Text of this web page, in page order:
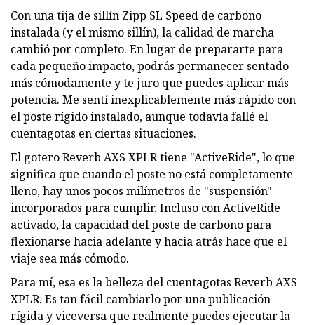
Con una tija de sillín Zipp SL Speed ​​de carbono
instalada (y el mismo sillín), la calidad de marcha
cambió por completo. En lugar de prepararte para
cada pequeño impacto, podrás permanecer sentado
más cómodamente y te juro que puedes aplicar más
potencia. Me sentí inexplicablemente más rápido con
el poste rígido instalado, aunque todavía fallé el
cuentagotas en ciertas situaciones.
El gotero Reverb AXS XPLR tiene "ActiveRide", lo que
significa que cuando el poste no está completamente
lleno, hay unos pocos milímetros de "suspensión"
incorporados para cumplir. Incluso con ActiveRide
activado, la capacidad del poste de carbono para
flexionarse hacia adelante y hacia atrás hace que el
viaje sea más cómodo.
Para mí, esa es la belleza del cuentagotas Reverb AXS
XPLR. Es tan fácil cambiarlo por una publicación
rígida y viceversa que realmente puedes ejecutar la